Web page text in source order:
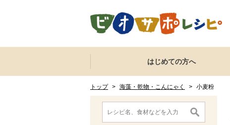
ここからサイト内共通メニューです。
サイト内共通メニューをスキップする
はじめての方へ
トップ > 海藻・乾物・こんにゃく > 小麦粉
ここから消費材検索メニューです。
消費材検索メニューここまで。
ここから本文です。